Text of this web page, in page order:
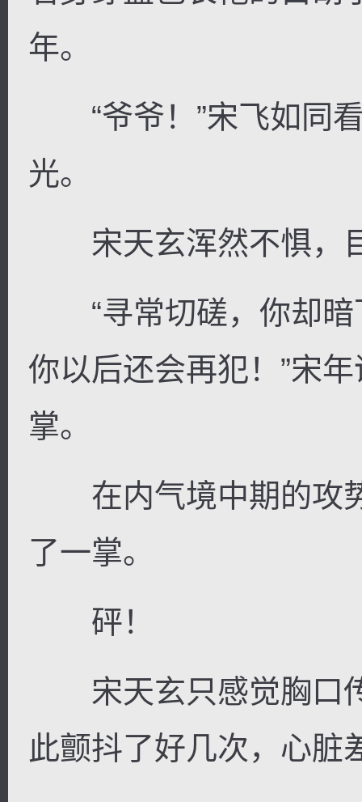
年。
“爷爷！”宋飞如同看
光。
宋天玄浑然不惧，
“寻常切磋，你却暗
你以后还会再犯！”宋
掌。
在内气境中期的攻
了一掌。
砰！
宋天玄只感觉胸口
此颤抖了好几次，心脏